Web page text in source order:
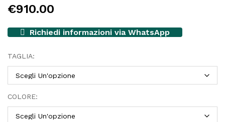
€910.00
Richiedi informazioni via WhatsApp
TAGLIA:
COLORE: